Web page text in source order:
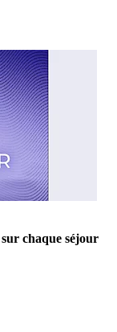
sur chaque séjour